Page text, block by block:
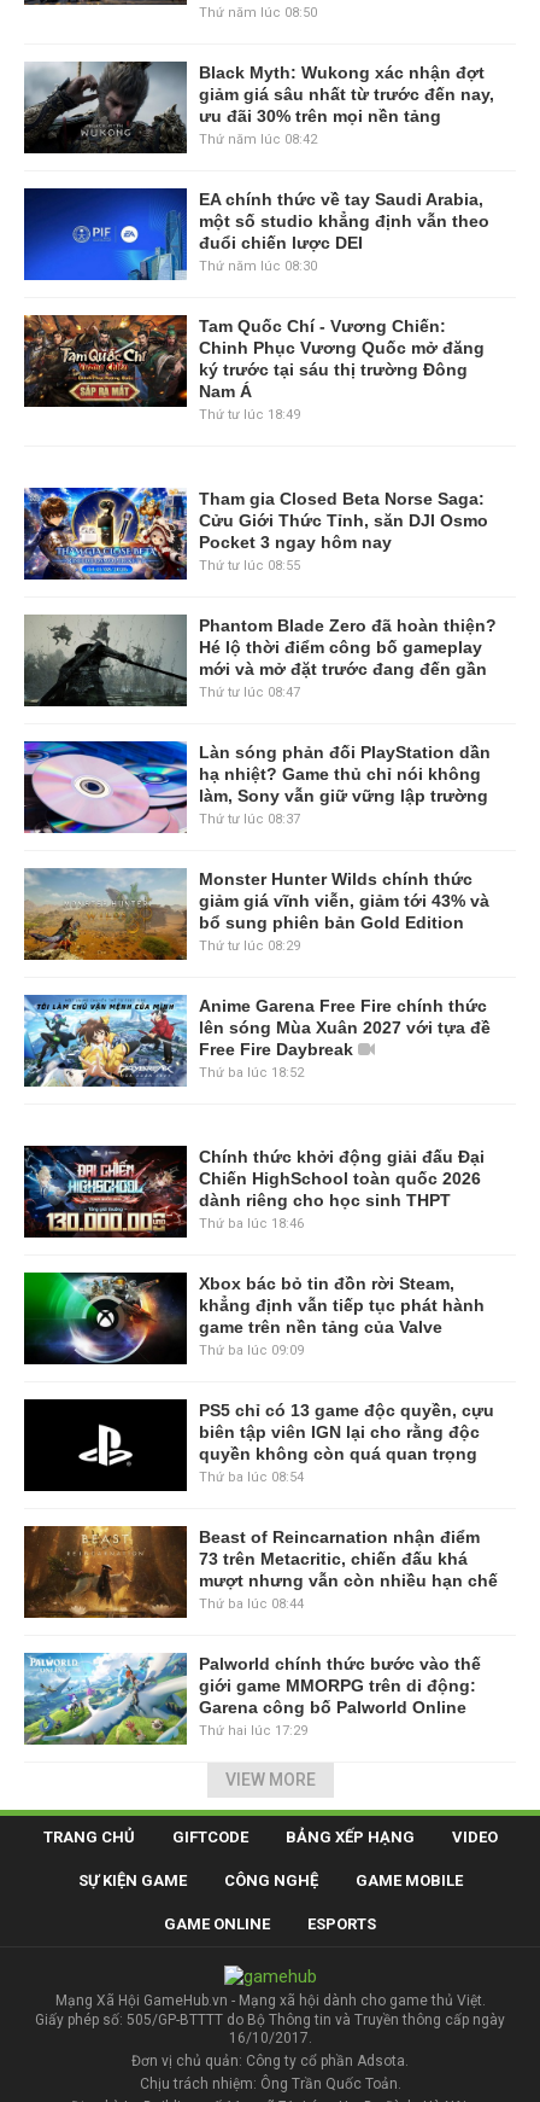
Thứ năm lúc 08:50
Black Myth: Wukong xác nhận đợt
giảm giá sâu nhất từ trước đến nay,
ưu đãi 30% trên mọi nền tảng
Thứ năm lúc 08:42
EA chính thức về tay Saudi Arabia,
một số studio khẳng định vẫn theo
đuổi chiến lược DEI
Thứ năm lúc 08:30
Tam Quốc Chí - Vương Chiến:
Chinh Phục Vương Quốc mở đăng
ký trước tại sáu thị trường Đông
Nam Á
Thứ tư lúc 18:49
Tham gia Closed Beta Norse Saga:
Cửu Giới Thức Tỉnh, săn DJI Osmo
Pocket 3 ngay hôm nay
Thứ tư lúc 08:55
Phantom Blade Zero đã hoàn thiện?
Hé lộ thời điểm công bố gameplay
mới và mở đặt trước đang đến gần
Thứ tư lúc 08:47
Làn sóng phản đối PlayStation dần
hạ nhiệt? Game thủ chỉ nói không
làm, Sony vẫn giữ vững lập trường
Thứ tư lúc 08:37
Monster Hunter Wilds chính thức
giảm giá vĩnh viễn, giảm tới 43% và
bổ sung phiên bản Gold Edition
Thứ tư lúc 08:29
Anime Garena Free Fire chính thức
lên sóng Mùa Xuân 2027 với tựa đề
Free Fire Daybreak
Thứ ba lúc 18:52
Chính thức khởi động giải đấu Đại
Chiến HighSchool toàn quốc 2026
dành riêng cho học sinh THPT
Thứ ba lúc 18:46
Xbox bác bỏ tin đồn rời Steam,
khẳng định vẫn tiếp tục phát hành
game trên nền tảng của Valve
Thứ ba lúc 09:09
PS5 chỉ có 13 game độc quyền, cựu
biên tập viên IGN lại cho rằng độc
quyền không còn quá quan trọng
Thứ ba lúc 08:54
Beast of Reincarnation nhận điểm
73 trên Metacritic, chiến đấu khá
mượt nhưng vẫn còn nhiều hạn chế
Thứ ba lúc 08:44
Palworld chính thức bước vào thế
giới game MMORPG trên di động:
Garena công bố Palworld Online
Thứ hai lúc 17:29
VIEW MORE
TRANG CHỦ GIFTCODE BẢNG XẾP HẠNG VIDEO
SỰ KIỆN GAME CÔNG NGHỆ GAME MOBILE
GAME ONLINE ESPORTS
Mạng Xã Hội GameHub.vn - Mạng xã hội dành cho game thủ Việt.
Giấy phép số: 505/GP-BTTTT do Bộ Thông tin và Truyền thông cấp ngày
16/10/2017.
Đơn vị chủ quản: Công ty cổ phần Adsota.
Chịu trách nhiệm: Ông Trần Quốc Toản.